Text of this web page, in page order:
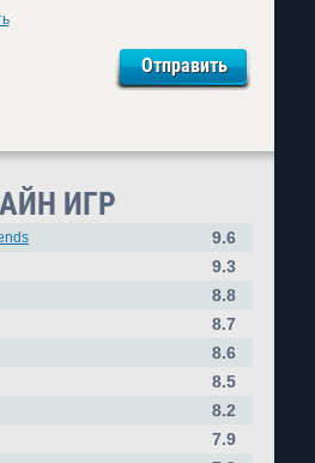
ИГР
9.6
9.3
8.8
8.7
8.6
8.5
8.2
7.9